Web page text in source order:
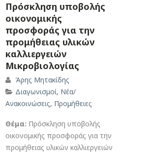
Πρόσκληση υποβολής
οικονομικής
προσφοράς για την
προμήθειας υλικών
καλλιεργειών
Μικροβιολογίας
Άρης Μητακίδης
Διαγωνισμοί, Νέα/
Ανακοινώσεις, Προμήθειες
Θέμα: Πρόσκληση υποβολής
οικονομικής προσφοράς για την
προμήθειας υλικών καλλιεργειών